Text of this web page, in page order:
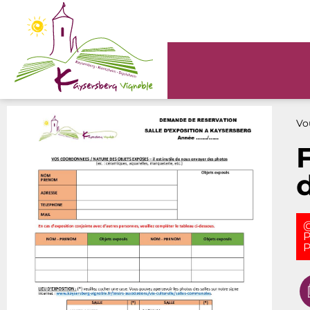
Panneau de gestion des cookies